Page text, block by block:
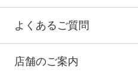
よくあるご質問
店舗のご案内